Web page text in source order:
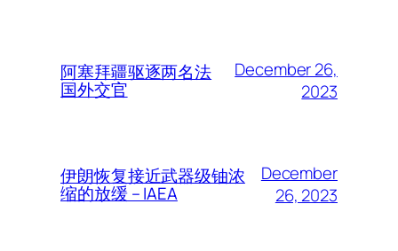
阿塞拜疆驱逐两名法
国外交官
December 26,
2023
伊朗恢复接近武器级铀浓
缩的放缓 – IAEA
December
26, 2023